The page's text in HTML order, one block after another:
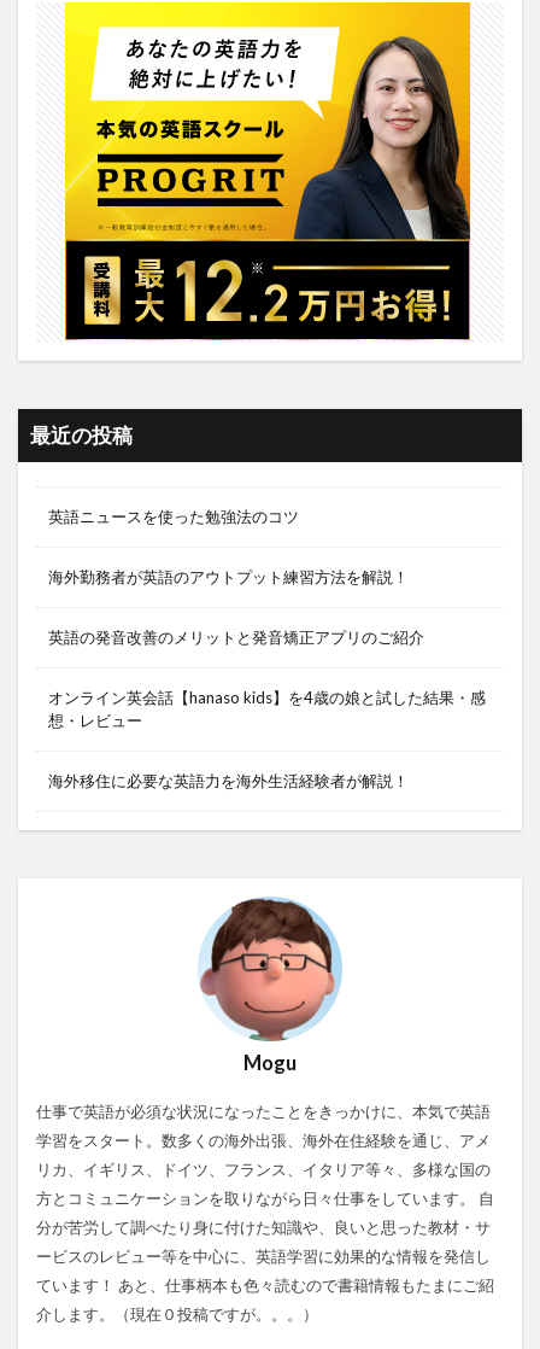
最近の投稿
英語ニュースを使った勉強法のコツ
海外勤務者が英語のアウトプット練習方法を解説！
英語の発音改善のメリットと発音矯正アプリのご紹介
オンライン英会話【hanaso kids】を4歳の娘と試した結果・感
想・レビュー
海外移住に必要な英語力を海外生活経験者が解説！
Mogu
仕事で英語が必須な状況になったことをきっかけに、本気で英語
学習をスタート。数多くの海外出張、海外在住経験を通じ、アメ
リカ、イギリス、ドイツ、フランス、イタリア等々、多様な国の
方とコミュニケーションを取りながら日々仕事をしています。 自
分が苦労して調べたり身に付けた知識や、良いと思った教材・サ
ービスのレビュー等を中心に、英語学習に効果的な情報を発信し
ています！ あと、仕事柄本も色々読むので書籍情報もたまにご紹
介します。（現在０投稿ですが。。。）